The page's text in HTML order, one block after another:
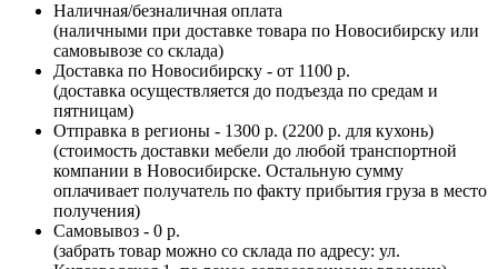
Наличная/безналичная оплата
(наличными при доставке товара по Новосибирску или
самовывозе со склада)
Доставка по Новосибирску - от 1100 р.
(доставка осуществляется до подъезда по средам и
пятницам)
Отправка в регионы - 1300 р. (2200 р. для кухонь)
(стоимость доставки мебели до любой транспортной
компании в Новосибирске. Остальную сумму
оплачивает получатель по факту прибытия груза в место
получения)
Самовывоз - 0 р.
(забрать товар можно со склада по адресу: ул.